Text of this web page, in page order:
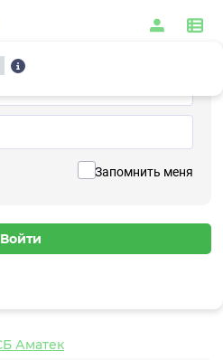
Запомнить меня
/ Видеокамеры / IP /
(2.8-12мм, 4x опт)
Аматек